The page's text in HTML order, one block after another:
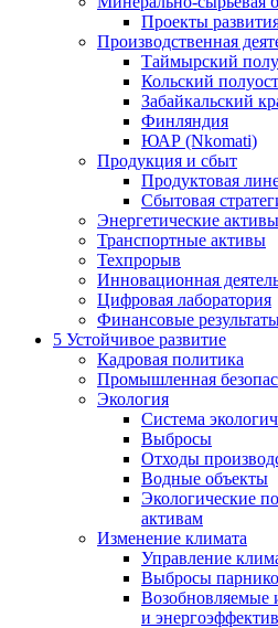
Проекты
Производственная
Таймырский
Кольский
Забайкальский
Финляндия
ЮАР (Nkomati)
Продукция и сбыт
Продуктовая
Сбытовая
Энергетические активы
Транспортные активы
Техпрорыв
Инновационная
Цифровая лаборатория
Финансовые
5 Устойчивое развитие
Кадровая политика
Промышленная
Экология
Система
Выбросы
Отходы
Водные объекты
Экологические
активам
Изменение климата
Управление
Выбросы
Возобновляемые
и